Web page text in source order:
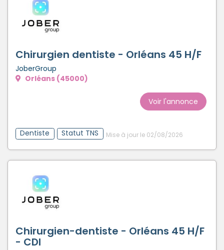
Chirurgien dentiste - Orléans 45 H/F
JoberGroup
Orléans (45000)
Voir l'annonce
Dentiste Statut TNS Mise à jour le 02/08/2026
Chirurgien-dentiste - Orléans 45 H/F
- CDI